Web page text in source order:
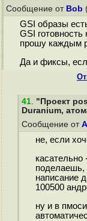
Сообщение от Bob
GSI образы
GSI
прошу каждым
Да и фиксы,
41. "Проект
Duranium,
Сообщение от
не, если
касательно
поделаешь,
написание
100500
ну и в